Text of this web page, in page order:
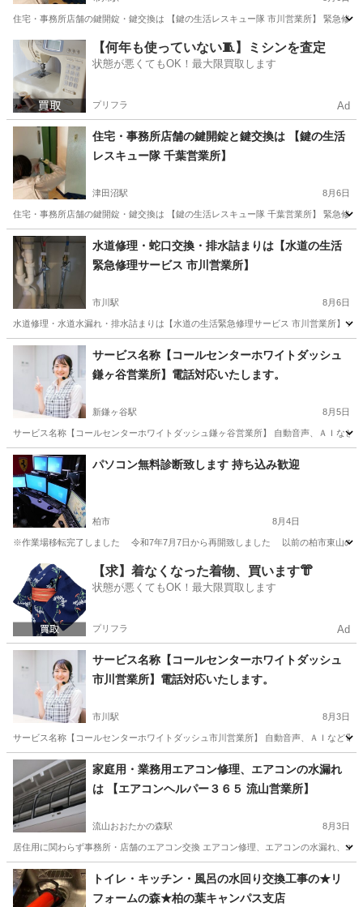
住宅・事務所店舗の鍵開錠・鍵交換は 【鍵の生活レスキュー隊 市川営業所】 緊急修
千葉 市川市 市川駅 鍵交換 千葉 習志野市
京成中山駅 鍵交換
【何年も使っていない🧵】ミシンを査定
状態が悪くてもOK！最大限買取します
プリフラ Ad
住宅・事務所店舗の鍵開錠と鍵交換は 【鍵の生活
レスキュー隊 千葉営業所】
津田沼駅 8月6日
住宅・事務所店舗の鍵開錠・鍵交換は 【鍵の生活レスキュー隊 千葉営業所】 緊急修
千葉 習志野市 津田沼駅 鍵交換 千葉 柏市 柏駅
鍵交換 無料
水道修理・蛇口交換・排水詰まりは【水道の生活
緊急修理サービス 市川営業所】
市川駅 8月6日
水道修理・水道水漏れ・排水詰まりは【水道の生活緊急修理サービス 市川営業所】
千葉 市川市 市川駅 トイレつまり/水漏れ修理 千葉
習志野市 京成津田沼駅 トイレつまり/水漏れ修理 防水工事
サービス名称【コールセンターホワイトダッシュ
鎌ヶ谷営業所】電話対応いたします。
新鎌ヶ谷駅 8月5日
サービス名称【コールセンターホワイトダッシュ鎌ヶ谷営業所】 自動音声、ＡＩな
千葉 鎌ケ谷市 新鎌ヶ谷駅 その他 無料
パソコン無料診断致します 持ち込み歓迎
柏市 8月4日
※作業場移転完了しました 令和7年7月7日から再開致しました 以前の柏市東山の
千葉 柏市 パソコン修理 無料
【求】着なくなった着物、買います👘
状態が悪くてもOK！最大限買取します
プリフラ Ad
サービス名称【コールセンターホワイトダッシュ
市川営業所】電話対応いたします。
市川駅 8月3日
サービス名称【コールセンターホワイトダッシュ市川営業所】 自動音声、ＡＩなど
千葉 市川市 市川駅 その他
家庭用・業務用エアコン修理、エアコンの水漏れ
は 【エアコンヘルパー３６５ 流山営業所】
流山おおたかの森駅 8月3日
居住用に関わらず事務所・店舗のエアコン交換 エアコン修理、エアコンの水漏れ、
千葉 流山市 流山おおたかの森駅 その他 千葉 流山市
南流山駅 その他 見積
トイレ・キッチン・風呂の水回り交換工事の★リ
フォームの森★柏の葉キャンパス支店